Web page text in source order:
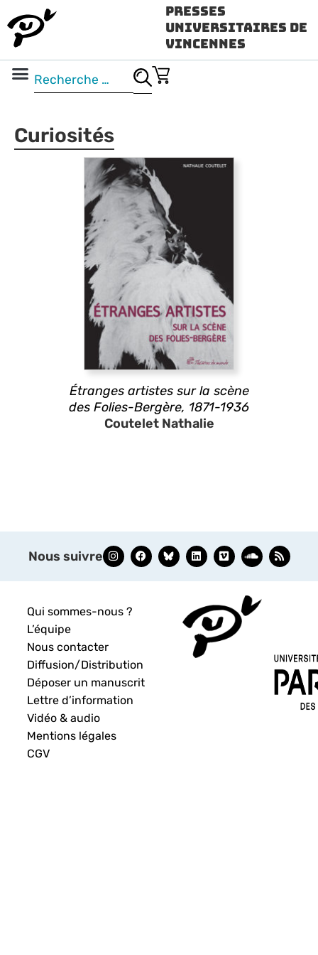
Presses
Universitaires de
Vincennes
Curiosités
Étranges artistes sur la scène
des Folies-Bergère, 1871-1936
Coutelet Nathalie
Nous suivre
Qui sommes-nous ?
L’équipe
Nous contacter
Diffusion/Distribution
Déposer un manuscrit
Lettre d’information
Vidéo & audio
Mentions légales
CGV